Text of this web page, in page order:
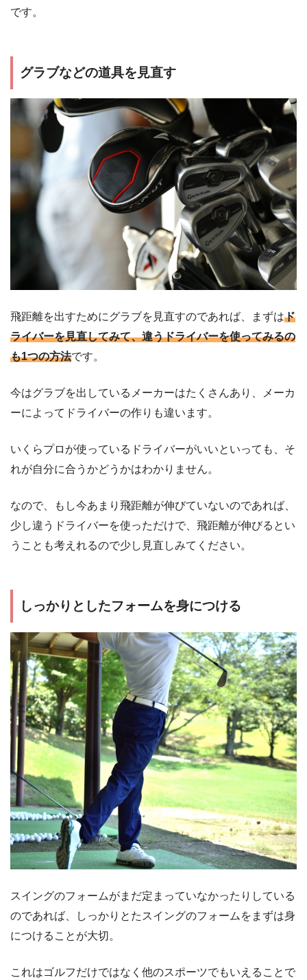
です。
グラブなどの道具を見直す
飛距離を出すためにグラブを見直すのであれば、まずはド
ライバーを見直してみて、違うドライバーを使ってみるの
も1つの方法です。
今はグラブを出しているメーカーはたくさんあり、メーカ
ーによってドライバーの作りも違います。
いくらプロが使っているドライバーがいいといっても、そ
れが自分に合うかどうかはわかりません。
なので、もし今あまり飛距離が伸びていないのであれば、
少し違うドライバーを使っただけで、飛距離が伸びるとい
うことも考えれるので少し見直しみてください。
しっかりとしたフォームを身につける
スイングのフォームがまだ定まっていなかったりしている
のであれば、しっかりとたスイングのフォームをまずは身
につけることが大切。
これはゴルフだけではなく他のスポーツでもいえることで